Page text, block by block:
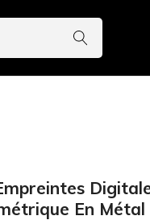
En Métal